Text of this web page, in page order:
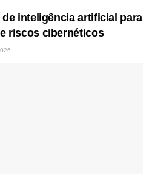
inteligência artificial para
riscos cibernéticos